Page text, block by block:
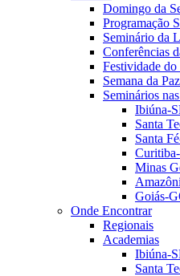
Domingo da
Programação
Seminário da
Conferências
Festividade do
Semana da
Seminários
Ibiúna-
Santa
Santa
Minas
Goiás-
Onde Encontrar
Regionais
Academias
Ibiúna-
Santa